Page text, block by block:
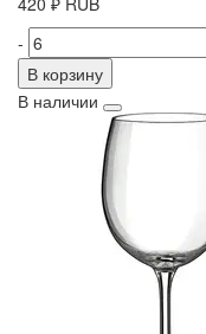
-
В корзину
В наличии